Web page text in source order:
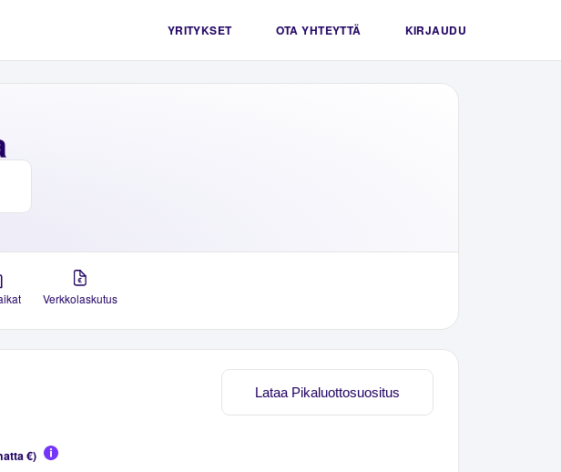
YRITYKSET OTA YHTEYTTÄ KIRJAUDU
Verkkolaskutus
Lataa Pikaluottosuositus
€)